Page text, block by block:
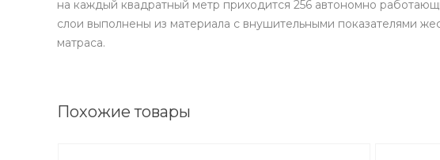
на каждый квадратный метр приходится 256 автономно
слои выполнены из материала с внушительными показателями
матраса.
Похожие товары